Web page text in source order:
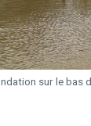
sur le bas